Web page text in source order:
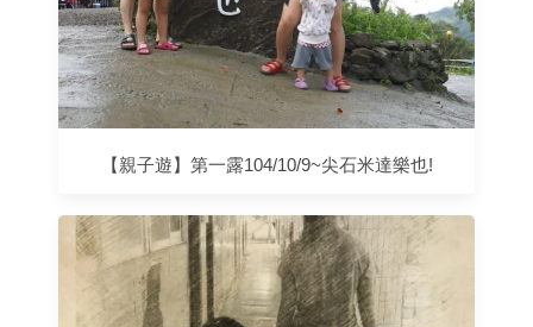
【親子遊】第一露104/10/9~尖石米達樂也!